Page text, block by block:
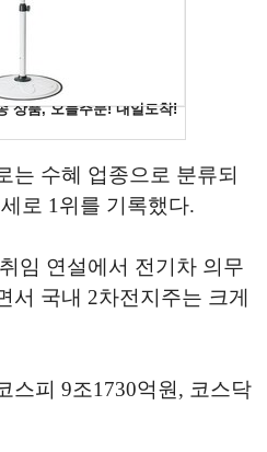
는 수혜 업종으로 분류되
로 1위를 기록했다.
임 연설에서 전기차 의무
서 국내 2차전지주는 크게
스피 9조1730억원, 코스닥